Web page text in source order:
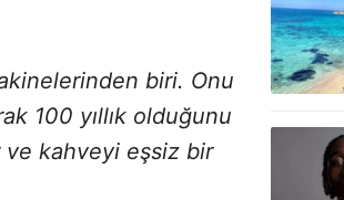
biri. Onu
100 yıllık olduğunu
ve kahveyi eşsiz bir